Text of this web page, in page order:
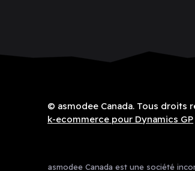
© asmodee Canada. Tous droits
k-ecommerce pour Dynamics GP
asmodee Canada est une société